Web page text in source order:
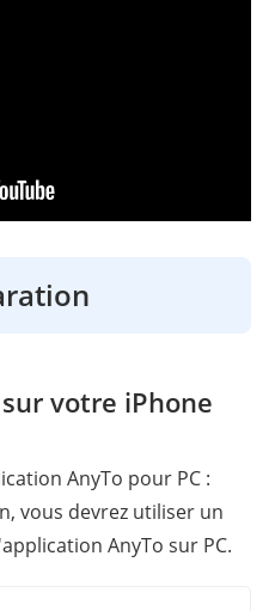
votre iPhone
AnyTo pour PC :
vous devrez utiliser un
AnyTo sur PC.